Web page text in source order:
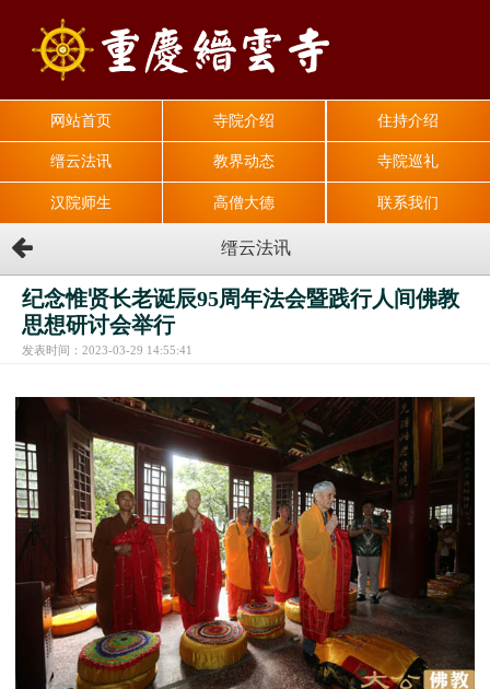
网站首页 寺院介绍 住持介绍
缙云法讯 教界动态 寺院巡礼
汉院师生 高僧大德 联系我们
缙云法讯
纪念惟贤长老诞辰95周年法会暨践行人间佛教
思想研讨会举行
发表时间：2023-03-29 14:55:41